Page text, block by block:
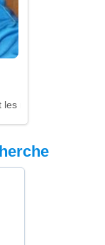
meilleures